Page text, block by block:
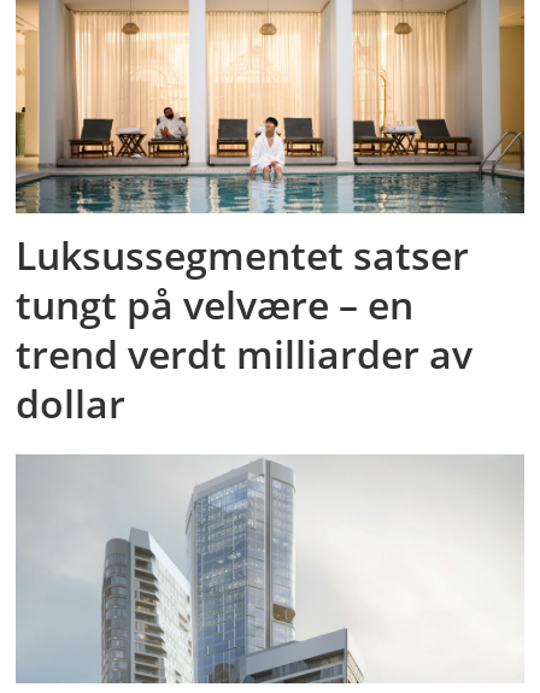
Luksussegmentet satser
tungt på velvære – en
trend verdt milliarder av
dollar